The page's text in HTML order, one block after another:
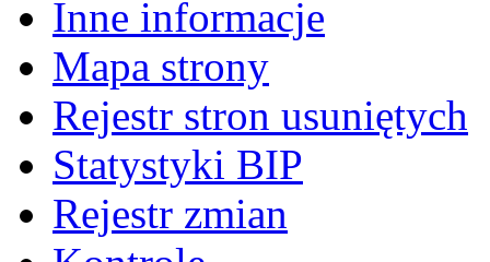
Inne informacje
Mapa strony
Rejestr stron usuniętych
Statystyki BIP
Rejestr zmian